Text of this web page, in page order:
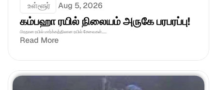
உள்ளூர் Aug 5, 2026
கம்பஹா ரயில் நிலையம் அருகே பரபரப்பு!
பிரதான ரயில் மார்க்கத்திலான ரயில் சேவைகள்.....
Read More